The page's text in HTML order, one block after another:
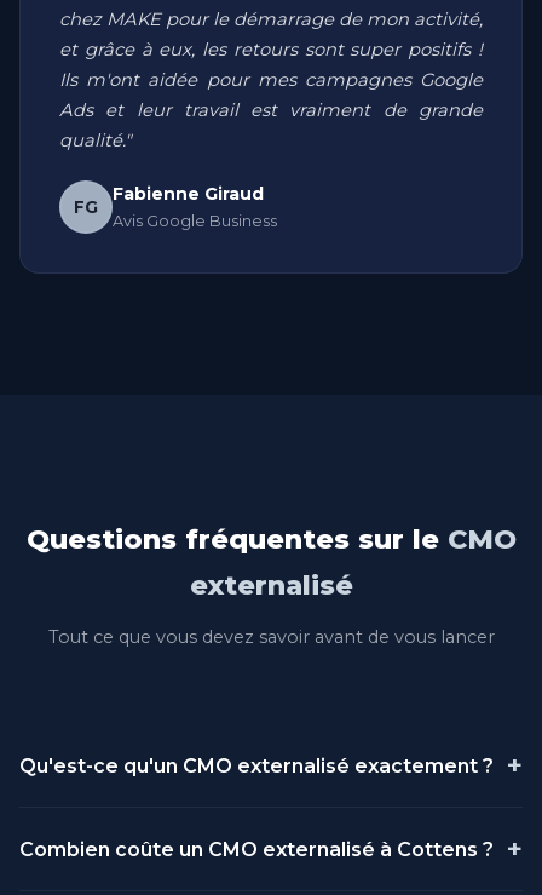
chez MAKE pour le démarrage de mon activité,
et grâce à eux, les retours sont super positifs !
Ils m'ont aidée pour mes campagnes Google
Ads et leur travail est vraiment de grande
qualité."
FG
Fabienne Giraud
Avis Google Business
Questions fréquentes sur le CMO
externalisé
Tout ce que vous devez savoir avant de vous lancer
Qu'est-ce qu'un CMO externalisé exactement ? +
directeur marketing professionnel qui travaille pour
Combien coûte un CMO externalisé à Cottens ? +